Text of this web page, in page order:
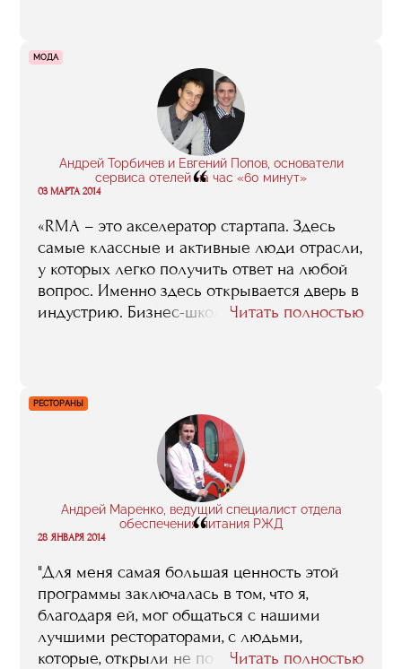
относительно путей развития
отечественного спорта вообще и
спортивного менеджмента в частности.
Предлагаем вашему вниманию
видеозапись мероприятиия.
МОДА
Андрей Торбичев и Евгений Попов, основатели
сервиса отелей на час «60 минут»
“
03 МАРТА 2014
«RMA – это акселератор стартапа. Здесь
самые классные и активные люди отрасли,
у которых легко получить ответ на любой
вопрос. Именно здесь открывается дверь в
индустрию. Бизнес-школа RMA дает толчок
Читать полностью
РЕСТОРАНЫ
Андрей Маренко, ведущий специалист отдела
обеспечения питания РЖД
“
28 ЯНВАРЯ 2014
"Для меня самая большая ценность этой
программы заключалась в том, что я,
благодаря ей, мог общаться с нашими
лучшими рестораторами, с людьми,
которые, открыли не по одному заведению,
Читать полностью